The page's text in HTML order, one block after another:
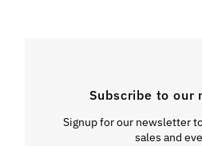
Subscribe to our
Signup for our newsletter
sales and